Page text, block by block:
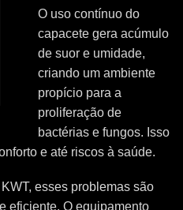
O uso contínuo do
capacete gera acúmulo
de suor e umidade,
criando um ambiente
propício para a
proliferação de
bactérias e fungos. Isso
e até riscos à saúde.
esses problemas são
eficiente. O equipamento